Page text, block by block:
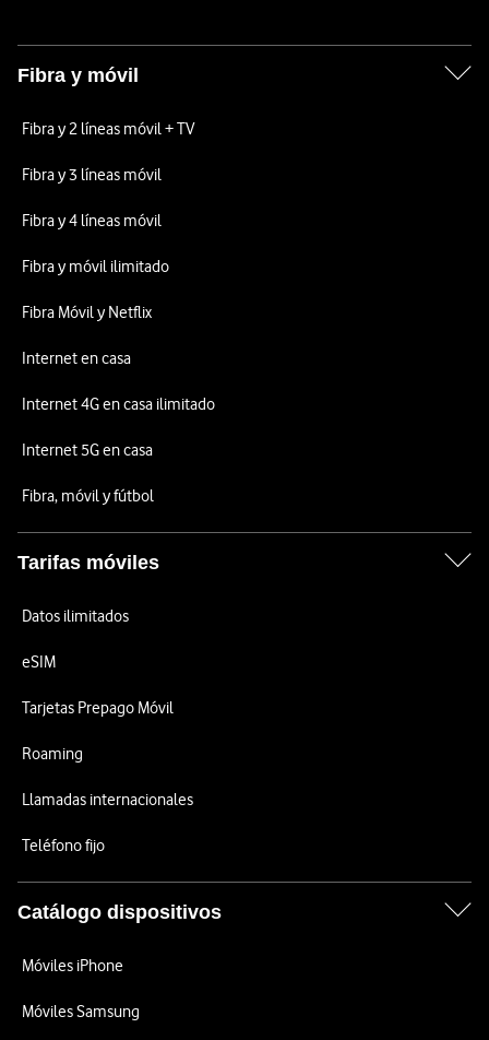
Fibra y móvil
Fibra y 2 líneas móvil + TV
Fibra y 3 líneas móvil
Fibra y 4 líneas móvil
Fibra y móvil ilimitado
Fibra Móvil y Netflix
Internet en casa
Internet 4G en casa ilimitado
Internet 5G en casa
Fibra, móvil y fútbol
Tarifas móviles
Datos ilimitados
eSIM
Tarjetas Prepago Móvil
Roaming
Llamadas internacionales
Teléfono fijo
Catálogo dispositivos
Móviles iPhone
Móviles Samsung